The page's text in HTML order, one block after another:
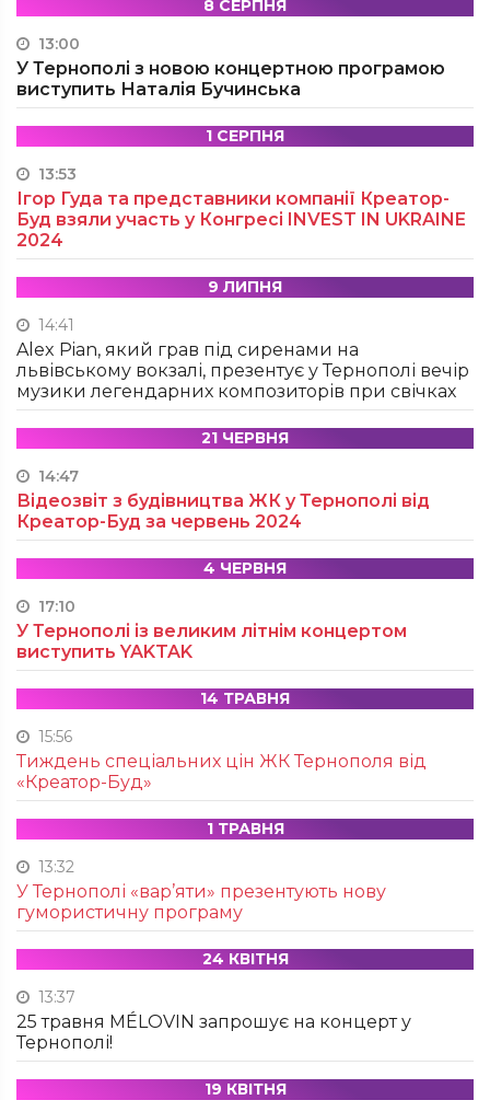
8 СЕРПНЯ
13:00
У Тернополі з новою концертною програмою
виступить Наталія Бучинська
1 СЕРПНЯ
13:53
Ігор Гуда та представники компанії Креатор-
Буд взяли участь у Конгресі INVEST IN UKRAINE
2024
9 ЛИПНЯ
14:41
Alex Pian, який грав під сиренами на
львівському вокзалі, презентує у Тернополі вечір
музики легендарних композиторів при свічках
21 ЧЕРВНЯ
14:47
Відеозвіт з будівництва ЖК у Тернополі від
Креатор-Буд за червень 2024
4 ЧЕРВНЯ
17:10
У Тернополі із великим літнім концертом
виступить YAKTAK
14 ТРАВНЯ
15:56
Тиждень спеціальних цін ЖК Тернополя від
«Креатор-Буд»
1 ТРАВНЯ
13:32
У Тернополі «вар’яти» презентують нову
гумористичну програму
24 КВІТНЯ
13:37
25 травня MÉLOVIN запрошує на концерт у
Тернополі!
19 КВІТНЯ